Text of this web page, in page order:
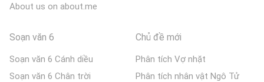
About us on about.me
Soạn văn 6
Soạn văn 6 Cánh diều
Soạn văn 6 Chân trời
Chủ đề mới
Phân tích Vợ nhặt
Phân tích nhân vật Ngô Tử